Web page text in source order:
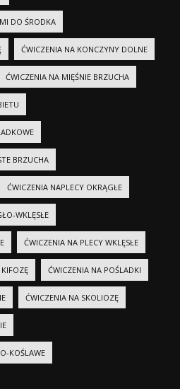
DO ŚRODKA
ĆWICZENIA NA KONCZYNY DOLNE
ĆWICZENIA NA MIĘŚNIE BRZUCHA
BRZUCHA
ĆWICZENIA NAPLECY OKRĄGŁE
WKLĘSŁE
ĆWICZENIA NA PLECY WKLĘSŁE
ĆWICZENIA NA POŚLADKI
ĆWICZENIA NA SKOLIOZĘ
KOŚLAWE